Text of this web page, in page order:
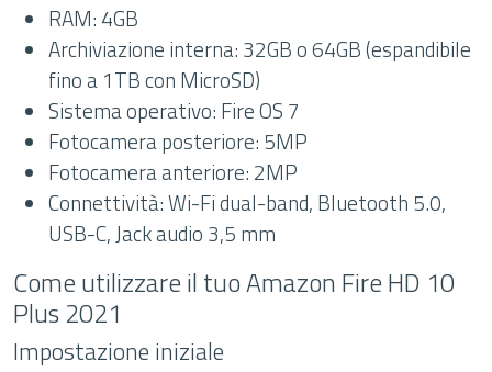
RAM: 4GB
Archiviazione interna: 32GB o 64GB (espandibile
fino a 1TB con MicroSD)
Sistema operativo: Fire OS 7
Fotocamera posteriore: 5MP
Fotocamera anteriore: 2MP
Connettività: Wi-Fi dual-band, Bluetooth 5.0,
USB-C, Jack audio 3,5 mm
Come utilizzare il tuo Amazon Fire HD 10
Plus 2021
Impostazione iniziale